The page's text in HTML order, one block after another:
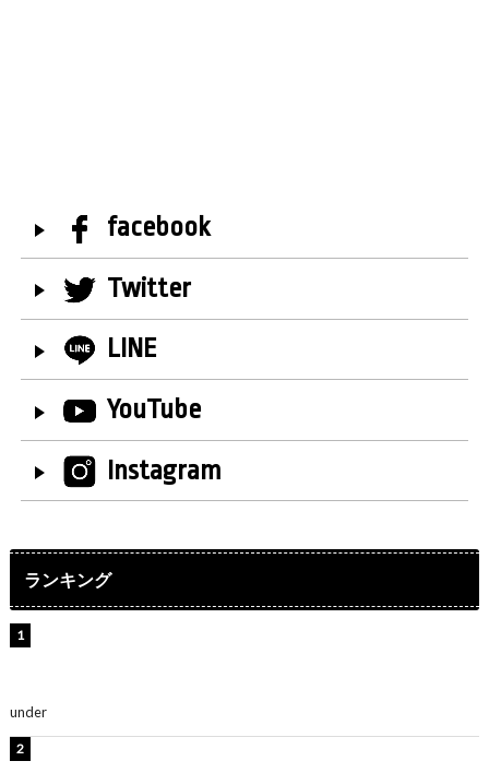
facebook
Twitter
LINE
YouTube
Instagram
ランキング
under